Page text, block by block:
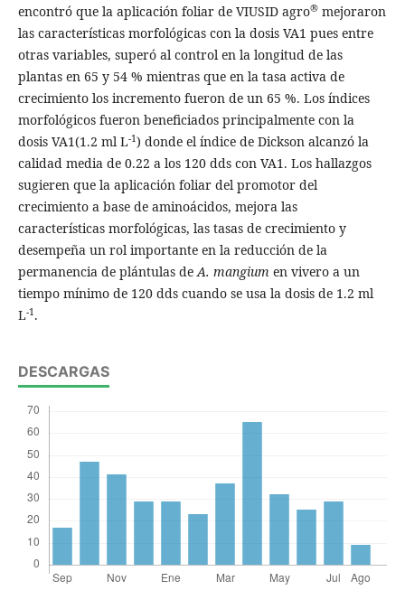
encontró que la aplicación foliar de VIUSID agro®mejoraron
las características morfológicas con la dosis VA1 pues entre
otras variables, superó al control en la longitud de las
plantas en 65 y 54 % mientras que en la tasa activa de
crecimiento los incremento fueron de un 65 %. Los índices
morfológicos fueron beneficiados principalmente con la
dosis VA1(1.2 ml L-1) donde el índice de Dickson alcanzó la
calidad media de 0.22 a los 120 dds con VA1. Los hallazgos
sugieren que la aplicación foliar del promotor del
crecimiento a base de aminoácidos, mejora las
características morfológicas, las tasas de crecimiento y
desempeña un rol importante en la reducción de la
permanencia de plántulas deA. mangium en vivero a un
tiempo mínimo de 120 dds cuando se usa la dosis de 1.2 ml
L-1 .
DESCARGAS